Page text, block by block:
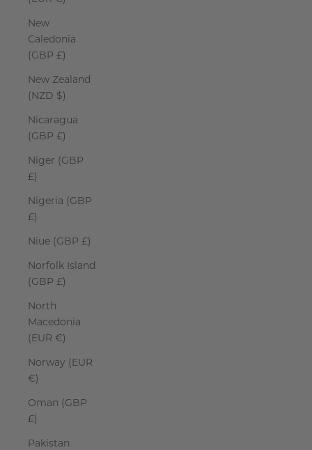
New
Caledonia
(GBP £)
New Zealand
(NZD $)
Nicaragua
(GBP £)
Niger (GBP
£)
Nigeria (GBP
£)
Niue (GBP £)
Norfolk Island
(GBP £)
North
Macedonia
(EUR €)
Norway (EUR
€)
Oman (GBP
£)
Pakistan